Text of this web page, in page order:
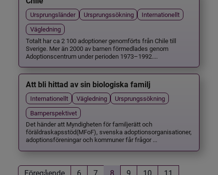
Ursprungsländer Ursprungssökning
Internationellt
Vägledning
Totalt har ca 2 100 adoptioner genomförts från Chile till
Sverige. Mer än 2000 av barnen förmedlades genom
Adoptionscentrum under perioden 1973–1992....
Att bli hittad av sin biologiska familj
Internationellt Vägledning
Ursprungssökning
Barnperspektivet
Det händer att Myndigheten för familjerätt och
föräldraskapsstöd(MFoF), svenska adoptionsorganisationer,
adoptionsföreningar och kommuner får frågor ...
Föregående 6 7 8 9 10
11